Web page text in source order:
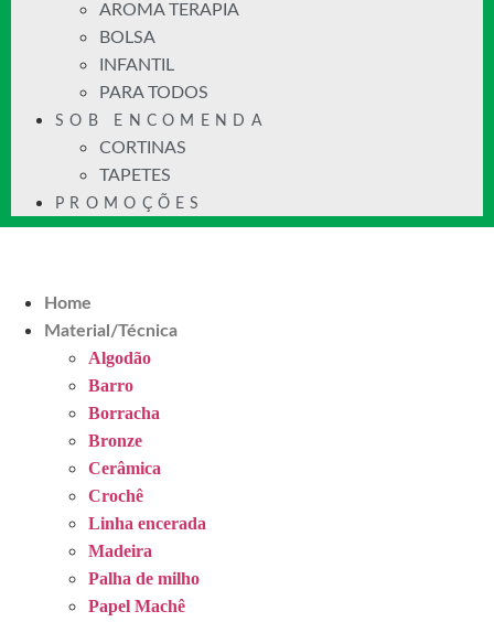
AROMA TERAPIA
BOLSA
INFANTIL
PARA TODOS
SOB ENCOMENDA
CORTINAS
TAPETES
PROMOÇÕES
Home
Material/Técnica
Algodão
Barro
Borracha
Bronze
Cerâmica
Crochê
Linha encerada
Madeira
Palha de milho
Papel Machê